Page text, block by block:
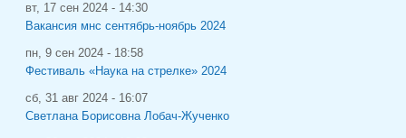
вт, 17 сен 2024 - 14:30
Вакансия мнс сентябрь-ноябрь 2024
пн, 9 сен 2024 - 18:58
Фестиваль «Наука на стрелке» 2024
сб, 31 авг 2024 - 16:07
Светлана Борисовна Лобач-Жученко